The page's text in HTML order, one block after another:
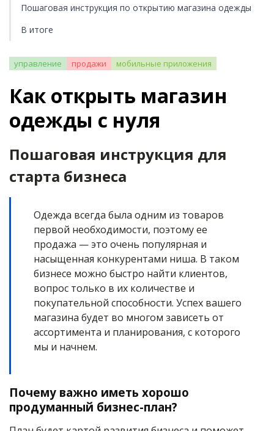
Пошаговая инструкция по открытию магазина одежды
В итоге
управление продажи мобильные приложения
Как открыть магазин
одежды с нуля
Пошаговая инструкция для
старта бизнеса
Одежда всегда была одним из товаров
первой необходимости, поэтому ее
продажа — это очень популярная и
насыщенная конкурентами ниша. В таком
бизнесе можно быстро найти клиентов,
вопрос только в их количестве и
покупательной способности. Успех вашего
магазина будет во многом зависеть от
ассортимента и планирования, с которого
мы и начнем.
Почему важно иметь хорошо
продуманный бизнес-план?